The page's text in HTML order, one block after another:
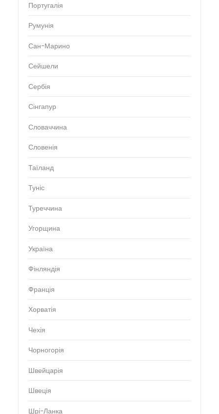
Португалія
Румунія
Сан-Марино
Сейшели
Сербія
Сінгапур
Словаччина
Словенія
Таїланд
Туніс
Туреччина
Угорщина
Україна
Фінляндія
Франція
Хорватія
Чехія
Чорногорія
Швейцарія
Швеція
Шрі-Ланка